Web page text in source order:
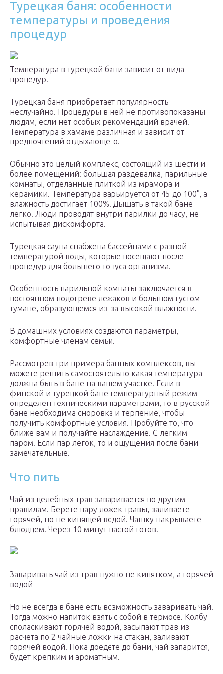
Турецкая баня: особенности
температуры и проведения
процедур
Температура в турецкой бани зависит от вида
процедур.
Турецкая баня приобретает популярность
неслучайно. Процедуры в ней не противопоказаны
людям, если нет особых рекомендаций врачей.
Температура в хамаме различная и зависит от
предпочтений отдыхающего.
Обычно это целый комплекс, состоящий из шести и
более помещений: большая раздевалка, парильные
комнаты, отделанные плиткой из мрамора и
керамики. Температура варьируется от 45 до 100°, а
влажность достигает 100%. Дышать в такой бане
легко. Люди проводят внутри парилки до часу, не
испытывая дискомфорта.
Турецкая сауна снабжена бассейнами с разной
температурой воды, которые посещают после
процедур для большего тонуса организма.
Особенность парильной комнаты заключается в
постоянном подогреве лежаков и большом густом
тумане, образующемся из-за высокой влажности.
В домашних условиях создаются параметры,
комфортные членам семьи.
Рассмотрев три примера банных комплексов, вы
можете решить самостоятельно какая температура
должна быть в бане на вашем участке. Если в
финской и турецкой бане температурный режим
определен техническими параметрами, то в русской
бане необходима сноровка и терпение, чтобы
получить комфортные условия. Пробуйте то, что
ближе вам и получайте наслаждение. С легким
паром! Если пар легок, то и ощущения после бани
замечательные.
Что пить
Чай из целебных трав заваривается по другим
правилам. Берете пару ложек травы, заливаете
горячей, но не кипящей водой. Чашку накрываете
блюдцем. Через 10 минут настой готов.
Заваривать чай из трав нужно не кипятком, а горячей
водой
Но не всегда в бане есть возможность заваривать чай.
Тогда можно напиток взять с собой в термосе. Колбу
споласкивают горячей водой, засыпают трав из
расчета по 2 чайные ложки на стакан, заливают
горячей водой. Пока доедете до бани, чай запарится,
будет крепким и ароматным.